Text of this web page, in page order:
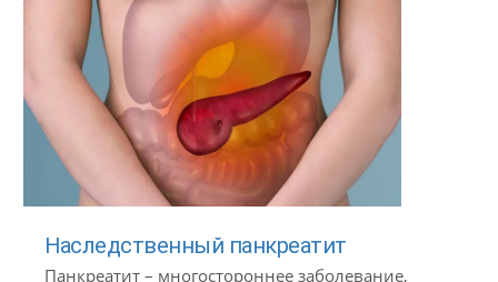
Наследственный панкреатит
Панкреатит – многостороннее заболевание,